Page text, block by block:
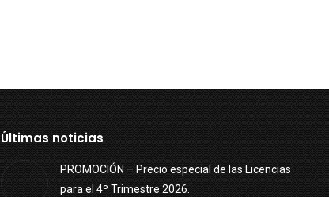
Últimas noticias
PROMOCIÓN – Precio especial de las Licencias
para el 4º Trimestre 2026.